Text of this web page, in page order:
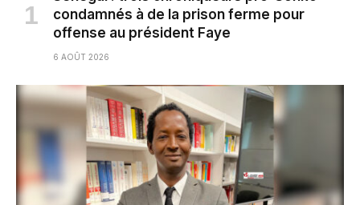
condamnés à de la prison ferme pour
offense au président Faye
6 AOÛT 2026